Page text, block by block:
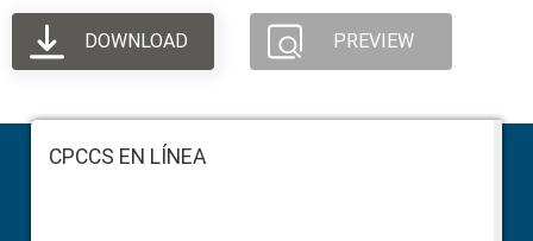
DOWNLOAD PREVIEW
FooterCPCCS EN LÍNEA